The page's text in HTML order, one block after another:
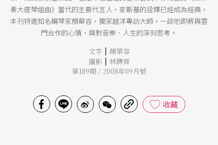
奏大提琴組曲》當代的主要代言人，麥斯基的詮釋已經成為經典，
本刊特邀知名鋼琴家顏華容，獨家越洋專訪大師，一談他即將與雲
門合作的心情，與對音樂、人生的深刻思考。
文字 | 顏華容
攝影 | 林鑠齊
第189期 / 2008年09月號
收藏